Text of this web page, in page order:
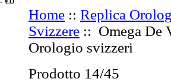
Home :: Replica
Svizzere :: Omega De
Orologio svizzeri
Prodotto 14/45